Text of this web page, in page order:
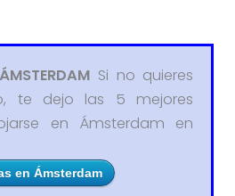
Si no quieres
te dejo las 5 mejores
en Ámsterdam en
en Ámsterdam